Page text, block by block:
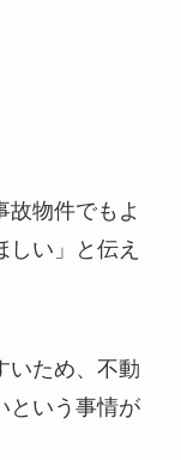
故物件でもよ
い」と伝え
いため、不動
という事情が